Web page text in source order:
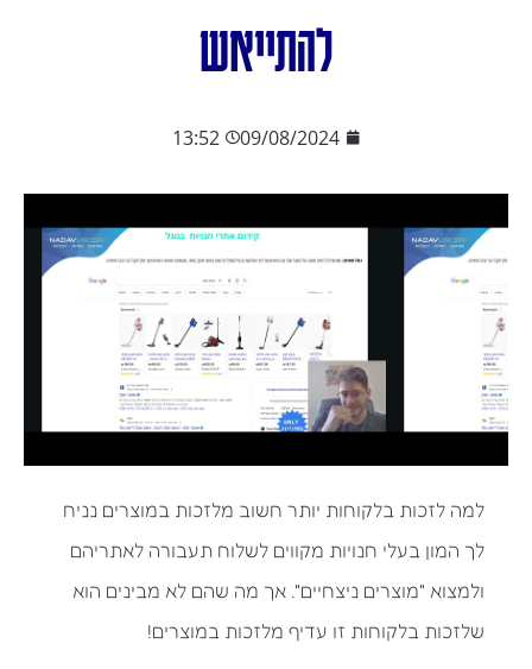
להתייאש
09/08/2024
13:52
למה לזכות בלקוחות יותר חשוב מלזכות במוצרים נניח
לך המון בעלי חנויות מקווים לשלוח תעבורה לאתריהם
ולמצוא "מוצרים ניצחיים". אך מה שהם לא מבינים הוא
שלזכות בלקוחות זו עדיף מלזכות במוצרים!